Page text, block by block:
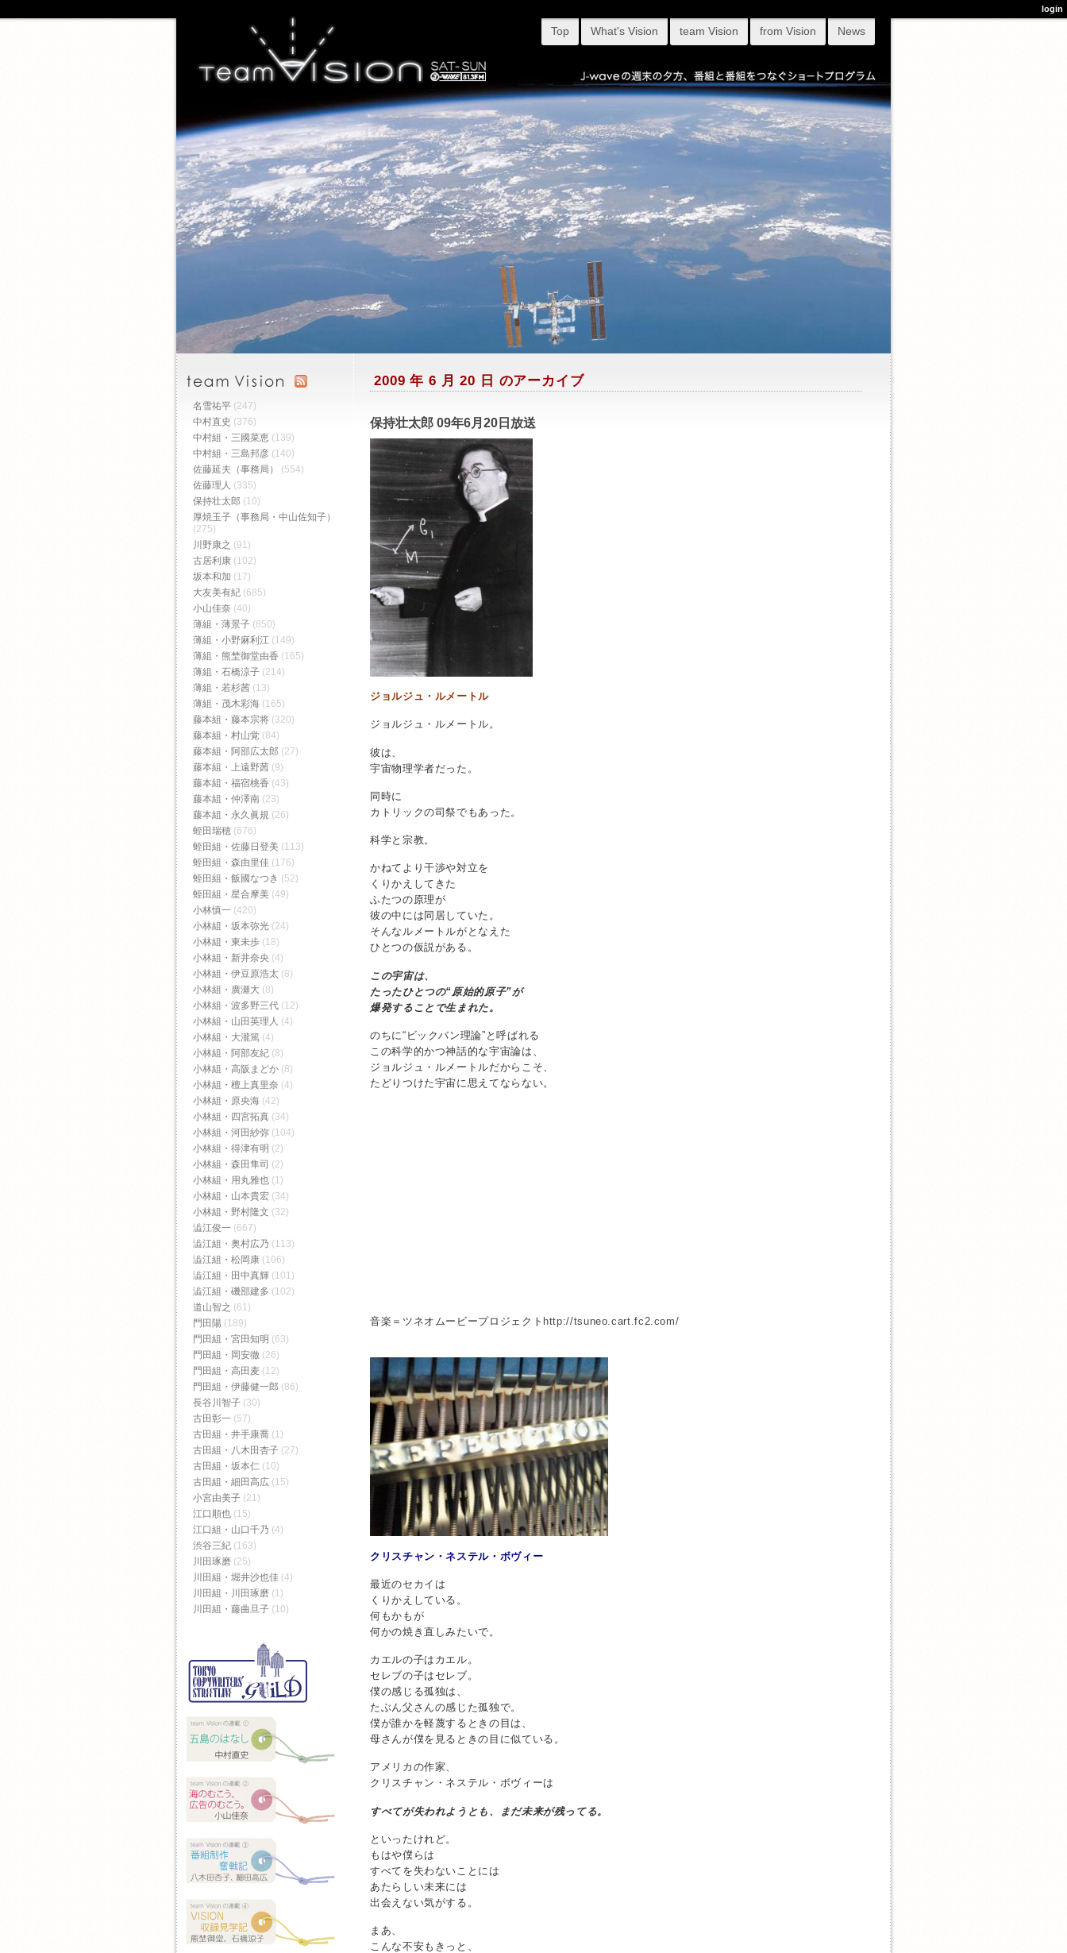
Top What's Vision team Vision from Vision News
2009 年 6 月 20 日 のアーカイブ
保持壮太郎 09年6月20日放送
ジョルジュ・ルメートル
ジョルジュ・ルメートル。
彼は、
宇宙物理学者だった。
同時に
カトリックの司祭でもあった。
科学と宗教。
かねてより干渉や対立を
くりかえしてきた
ふたつの原理が
彼の中には同居していた。
そんなルメートルがとなえた
ひとつの仮説がある。
この宇宙は、
たったひとつの“原始的原子”が
爆発することで生まれた。
のちに“ビックバン理論”と呼ばれる
この科学的かつ神話的な宇宙論は、
ジョルジュ・ルメートルだからこそ、
たどりつけた宇宙に思えてならない。
音楽＝ツネオムービープロジェクト http://tsuneo.cart.fc2.com/
クリスチャン・ネステル・ボヴィー
最近のセカイは
くりかえしている。
何もかもが
何かの焼き直しみたいで。
カエルの子はカエル。
セレブの子はセレブ。
僕の感じる孤独は、
たぶん父さんの感じた孤独で。
僕が誰かを軽蔑するときの目は、
母さんが僕を見るときの目に似ている。
アメリカの作家、
クリスチャン・ネステル・ボヴィーは
すべてが失われようとも、まだ未来が残ってる。
といったけれど。
もはや僕らは
すべてを失わないことには
あたらしい未来には
出会えない気がする。
まあ、
こんな不安もきっと、
名雪祐平 (247)
中村直史 (376)
中村組・三國菜恵 (139)
中村組・三島邦彦 (140)
佐藤延夫（事務局）
(554)
佐藤理人 (335)
保持壮太郎 (10)
厚焼玉子（事務局・中山佐知子）
(275)
川野康之 (91)
古居利康 (102)
坂本和加 (17)
大友美有紀 (685)
小山佳奈 (40)
薄組・薄景子 (850)
薄組・小野麻利江 (149)
薄組・熊埜御堂由香 (165)
薄組・石橋涼子 (214)
薄組・若杉茜 (13)
薄組・茂木彩海 (165)
藤本組・藤本宗将 (320)
藤本組・村山覚 (84)
藤本組・阿部広太郎 (27)
藤本組・上遠野茜 (9)
藤本組・福宿桃香‬ (43)
藤本組・仲澤南 (23)
藤本組・永久眞規 (26)
蛭田瑞穂 (676)
蛭田組・佐藤日登美 (113)
蛭田組・森由里佳 (176)
蛭田組・飯國なつき (52)
蛭田組・星合摩美 (49)
小林慎一 (420)
小林組・坂本弥光 (24)
小林組・東未歩 (18)
小林組・新井奈央 (4)
小林組・伊豆原浩太 (8)
小林組・廣瀬大 (8)
小林組・波多野三代 (12)
小林組・山田英理人 (4)
小林組・大瀧篤 (4)
小林組・阿部友紀 (8)
小林組・高阪まどか (8)
小林組・檀上真里奈 (4)
小林組・原央海 (42)
小林組・四宮拓真 (34)
小林組・河田紗弥 (104)
小林組・得津有明 (2)
小林組・森田隼司 (2)
小林組・用丸雅也 (1)
小林組・山本貴宏 (34)
小林組・野村隆文 (32)
澁江俊一 (667)
澁江組・奥村広乃 (113)
澁江組・松岡康 (106)
澁江組・田中真輝 (101)
澁江組・磯部建多 (102)
道山智之 (61)
門田陽 (189)
門田組・宮田知明 (63)
門田組・岡安徹 (26)
門田組・高田麦 (12)
門田組・伊藤健一郎 (86)
長谷川智子 (30)
古田彰一 (57)
古田組・井手康喬 (1)
古田組・八木田杏子 (27)
古田組・坂本仁 (10)
古田組・細田高広 (15)
小宮由美子 (21)
江口順也 (15)
江口組・山口千乃 (4)
渋谷三紀 (163)
川田琢磨 (25)
川田組・堀井沙也佳 (4)
川田組・川田琢磨 (1)
川田組・藤曲旦子 (10)
login